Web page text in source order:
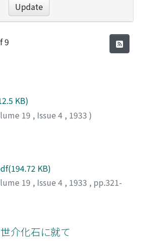
Update
9
KB)
19 , Issue 4 , 1933 )
KB)
19 , Issue 4 , 1933 , pp.321-
介化石に就て